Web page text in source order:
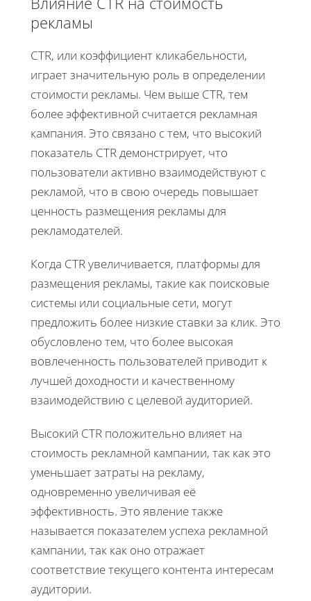
рекламы
CTR, или коэффициент кликабельности,
играет значительную роль в определении
стоимости рекламы. Чем выше CTR, тем
более эффективной считается рекламная
кампания. Это связано с тем, что высокий
показатель CTR демонстрирует, что
пользователи активно взаимодействуют с
рекламой, что в свою очередь повышает
ценность размещения рекламы для
рекламодателей.
Когда CTR увеличивается, платформы для
размещения рекламы, такие как поисковые
системы или социальные сети, могут
предложить более низкие ставки за клик. Это
обусловлено тем, что более высокая
вовлеченность пользователей приводит к
лучшей доходности и качественному
взаимодействию с целевой аудиторией.
Высокий CTR положительно влияет на
стоимость рекламной кампании, так как это
уменьшает затраты на рекламу,
одновременно увеличивая её
эффективность. Это явление также
называется показателем успеха рекламной
кампании, так как оно отражает
соответствие текущего контента интересам
аудитории.